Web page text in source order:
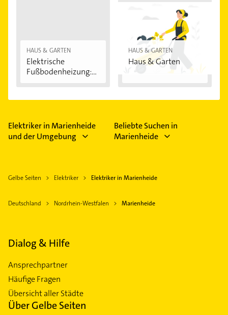
HAUS & GARTEN
Elektrische
Fußbodenheizung:
HAUS & GARTEN
Haus & Garten
Elektriker in Marienheide
und der Umgebung
Beliebte Suchen in
Marienheide
Gelbe Seiten Elektriker Elektriker in Marienheide
Deutschland Nordrhein-Westfalen Marienheide
Dialog & Hilfe
Ansprechpartner
Häufige Fragen
Übersicht aller Städte
Über Gelbe Seiten